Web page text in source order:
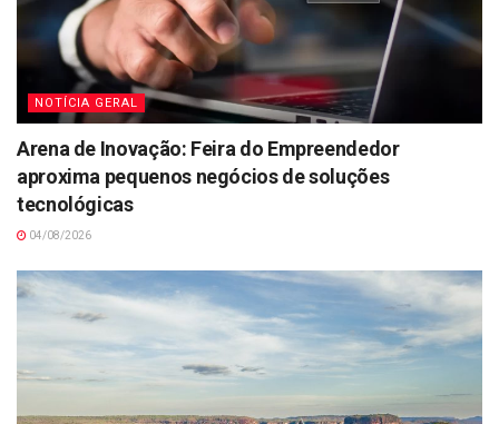
NOTÍCIA GERAL
Arena de Inovação: Feira do Empreendedor
aproxima pequenos negócios de soluções
tecnológicas
04/08/2026